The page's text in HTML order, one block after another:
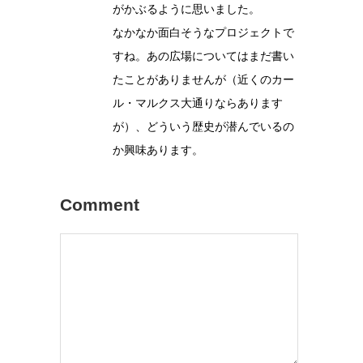
がかぶるように思いました。
なかなか面白そうなプロジェクトで
すね。あの広場についてはまだ書い
たことがありませんが（近くのカー
ル・マルクス大通りならあります
が）、どういう歴史が潜んでいるの
か興味あります。
Comment